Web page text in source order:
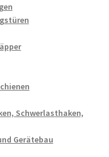
Schwerlasthaken,
Gerätebau